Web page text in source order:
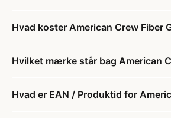
Hvad koster American Crew Fiber
Hvilket mærke står bag American
Hvad er EAN / Produktid for